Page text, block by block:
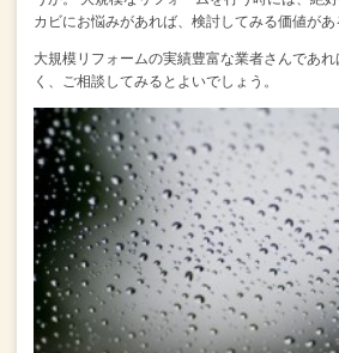
カビにお悩みがあれば、検討してみる価値があ
大規模リフォームの実績豊富な業者さんであれ
く、ご相談してみるとよいでしょう。